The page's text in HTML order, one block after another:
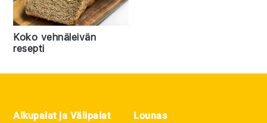
Koko vehnäleivän
resepti
Footer
Alkupalat ja Välipalat
Lounas